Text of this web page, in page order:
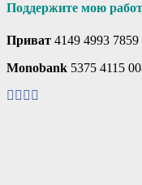
Поддержите мою
Приват 4149 4993 7859
Monobank 5375 4115